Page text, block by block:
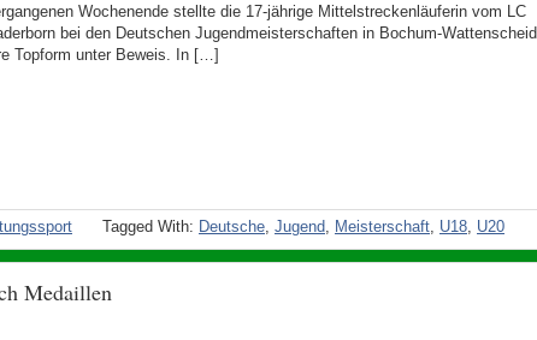
Wochenende stellte die 17-jährige Mittelstreckenläuferin vom LC
bei den Deutschen Jugendmeisterschaften in Bochum-Wattenscheid
Topform unter Beweis. In […]
Tagged With: Deutsche, Jugend, Meisterschaft, U18, U20
Medaillen